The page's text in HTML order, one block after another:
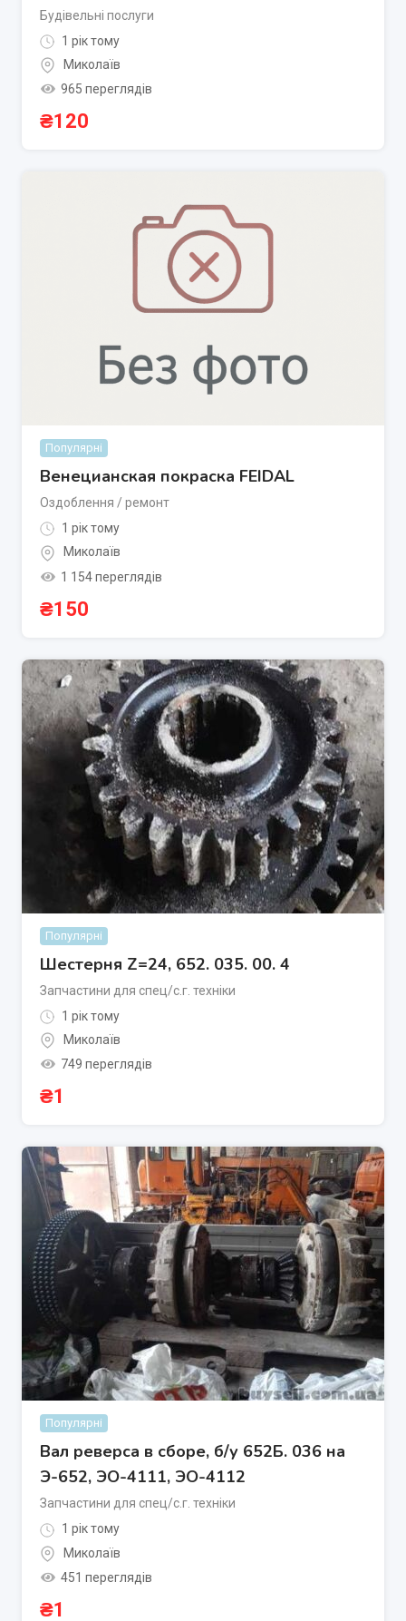
Будівельні послуги
1 рік тому
Миколаїв
965 переглядів
₴120
Популярні
Венецианская покраска FEIDAL
Оздоблення / ремонт
1 рік тому
Миколаїв
1 154 переглядів
₴150
Популярні
Шестерня Z=24, 652. 035. 00. 4
Запчастини для спец/с.г. техніки
1 рік тому
Миколаїв
749 переглядів
₴1
Популярні
Вал реверса в сборе, б/у 652Б. 036 на
Э-652, ЭО-4111, ЭО-4112
Запчастини для спец/с.г. техніки
1 рік тому
Миколаїв
451 переглядів
₴1